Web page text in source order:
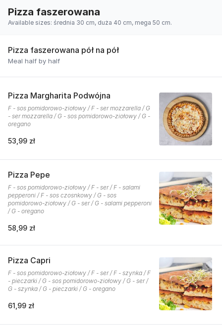
Pizza faszerowana
Available sizes: średnia 30 cm, duża 40 cm, mega 50 cm.
Pizza faszerowana pół na pół
Meal half by half
Pizza Margharita Podwójna
F - sos pomidorowo-ziołowy / F - ser mozzarella / G
- ser mozzarella / G - sos pomidorowo-ziołowy / G -
oregano
53,99 zł
Pizza Pepe
F - sos pomidorowo-ziołowy / F - ser / F - salami
pepperoni / F - sos czosnkowy / G - sos
pomidorowo-ziołowy / G - ser / G - salami pepperoni
/ G - oregano
58,99 zł
Pizza Capri
F - sos pomidorowo-ziołowy / F - ser / F - szynka / F
- pieczarki / G - sos pomidorowo-ziołowy / G - ser /
G - szynka / G - pieczarki / G - oregano
61,99 zł